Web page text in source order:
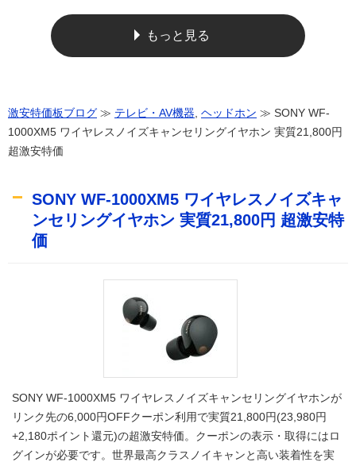
もっと見る
激安特価板ブログ ≫ テレビ・AV機器, ヘッドホン ≫ SONY WF-
1000XM5 ワイヤレスノイズキャンセリングイヤホン 実質21,800円
超激安特価
SONY WF-1000XM5 ワイヤレスノイズキャ
ンセリングイヤホン 実質21,800円 超激安特
価
SONY WF-1000XM5 ワイヤレスノイズキャンセリングイヤホンが
リンク先の6,000円OFFクーポン利用で実質21,800円(23,980円
+2,180ポイント還元)の超激安特価。クーポンの表示・取得にはロ
グインが必要です。世界最高クラスノイキャンと高い装着性を実